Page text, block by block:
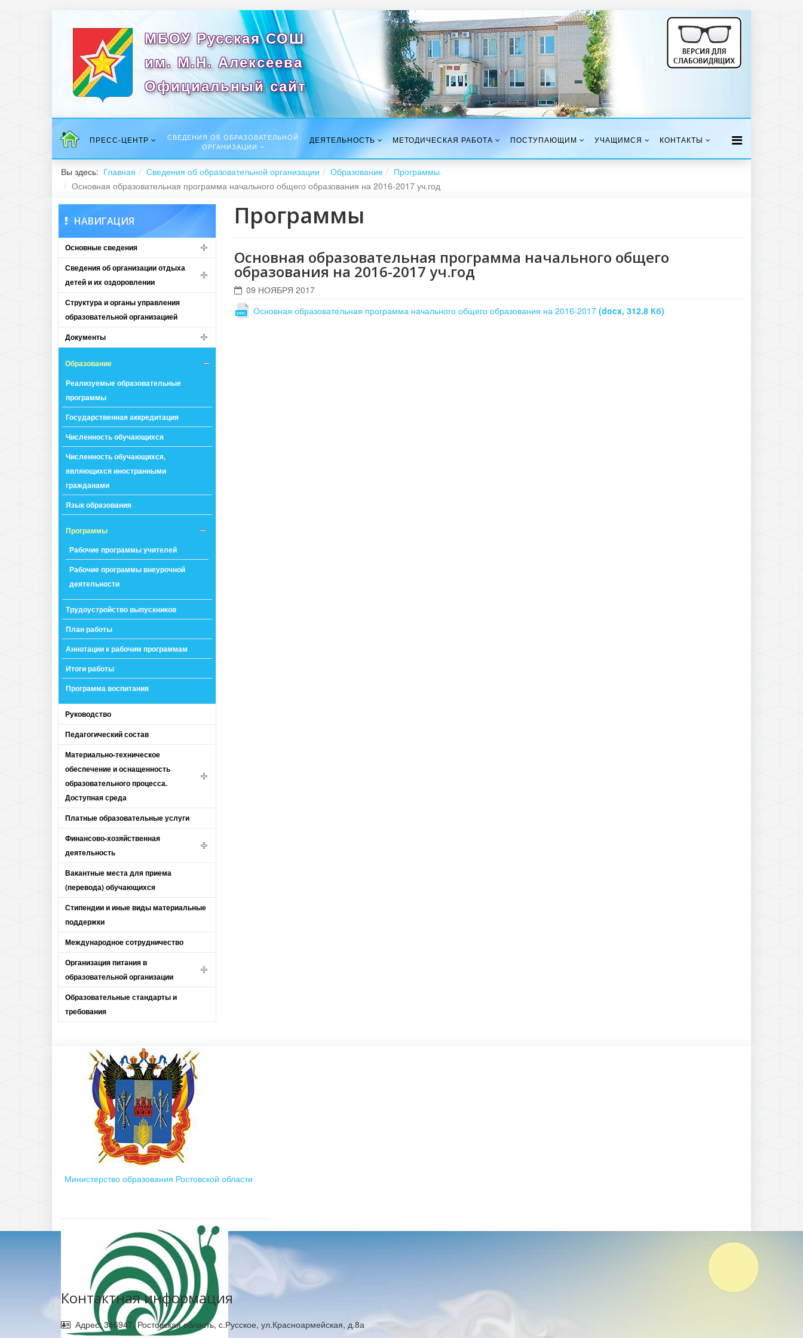
МБОУ Русская СОШ
им. М.Н. Алексеева
Официальный сайт
ПРЕСС-ЦЕНТР
СВЕДЕНИЯ ОБ ОБРАЗОВАТЕЛЬНОЙ
ОРГАНИЗАЦИИ
ДЕЯТЕЛЬНОСТЬ МЕТОДИЧЕСКАЯ РАБОТА ПОСТУПАЮЩИМ УЧАЩИМСЯ КОНТАКТЫ
Вы здесь: Главная Сведения об образовательной организации Образование
Программы
Основная образовательная программа начального общего образования на 2016-2017 уч.год
НАВИГАЦИЯ
Основные сведения
Сведения об организации отдыха
детей и их оздоровлении
Структура и органы управления
образовательной организацией
Документы
Образование
Реализуемые образовательные
программы
Государственная аккредитация
Численность обучающихся
Численность обучающихся,
являющихся иностранными
гражданами
Язык образования
Программы
Рабочие программы учителей
Рабочие программы внеурочной
деятельности
Трудоустройство выпускников
План работы
Аннотации к рабочим программам
Итоги работы
Программа воспитания
Руководство
Педагогический состав
Материально-техническое
обеспечение и оснащенность
образовательного процесса.
Доступная среда
Платные образовательные услуги
Финансово-хозяйственная
деятельность
Вакантные места для приема
(перевода) обучающихся
Стипендии и иные виды материальные
поддержки
Международное сотрудничество
Организация питания в
образовательной организации
Образовательные стандарты и
требования
Программы
Основная образовательная программа начального общего
образования на 2016-2017 уч.год
09 НОЯБРЯ 2017
Основная образовательная программа начального общего образования на 2016-2017 (docx, 312.8 Кб)
Министерство образования Ростовской области
Контактная информация
Адрес: 346947, Ростовская область, с.Русское, ул.Красноармейская, д.8а